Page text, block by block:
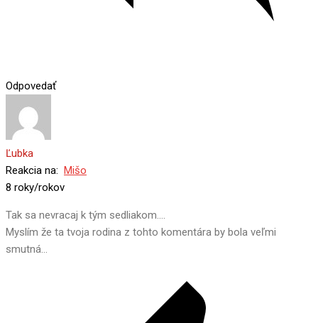
Odpovedať
Ľubka
Reakcia na: Mišo
8 roky/rokov
Tak sa nevracaj k tým sedliakom….
Myslím že ta tvoja rodina z tohto komentára by bola veľmi
smutná…